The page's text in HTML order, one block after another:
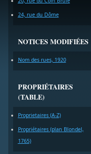
24, rue du Dôme
NOTICES MODIFIÉES
Nom des rues, 1920
PROPRIÉTAIRES
(TABLE)
Proprietaires (A-Z)
Propriétaires (plan Blondel,
1765)